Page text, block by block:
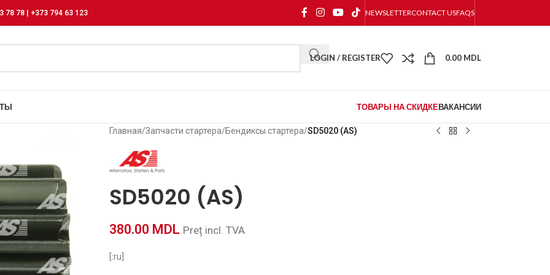
78 78 | +373 794 63 123 NEWSLETTERCONTACT USFAQS
LOGIN / REGISTER 0.00 MDL
ТОВАРЫ НА СКИДКЕВАКАНСИИ
Главная/Запчасти стартера/Бендиксы стартера/SD5020 (AS)
SD5020 (AS)
380.00 MDL Preț incl. TVA
[:ru]